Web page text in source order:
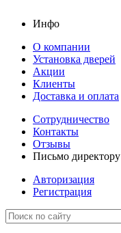
Инфо
О компании
Установка дверей
Акции
Клиенты
Доставка и оплата
Сотрудничество
Контакты
Отзывы
Письмо директору
Авторизация
Регистрация